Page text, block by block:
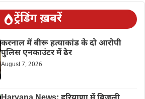
ट्रेंडिंग ख़बरें
करनाल में बीरू हत्याकांड के दो आरोपी
पुलिस एनकाउंटर में ढेर
August 7, 2026